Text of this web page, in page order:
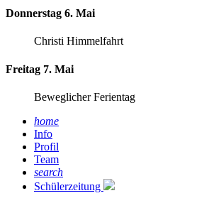
Donnerstag 6. Mai
Christi Himmelfahrt
Freitag 7. Mai
Beweglicher Ferientag
home
Info
Profil
Team
search
Schülerzeitung